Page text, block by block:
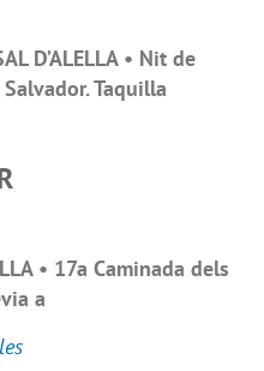
D’ALELLA • Nit de
Taquilla
• 17a Caminada dels
a